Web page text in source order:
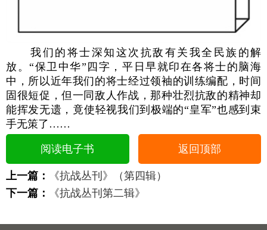
我们的将士深知这次抗敌有关我全民族的解
放。“保卫中华”四字，平日早就印在各将士的脑海
中，所以近年我们的将士经过领袖的训练编配，时间
固很短促，但一同敌人作战，那种壮烈抗敌的精神却
能挥发无遗，竟使轻视我们到极端的“皇军”也感到束
手无策了……
阅读电子书 返回顶部
上一篇：
《抗战丛刊》（第四辑）
下一篇：
《抗战丛刊第二辑》